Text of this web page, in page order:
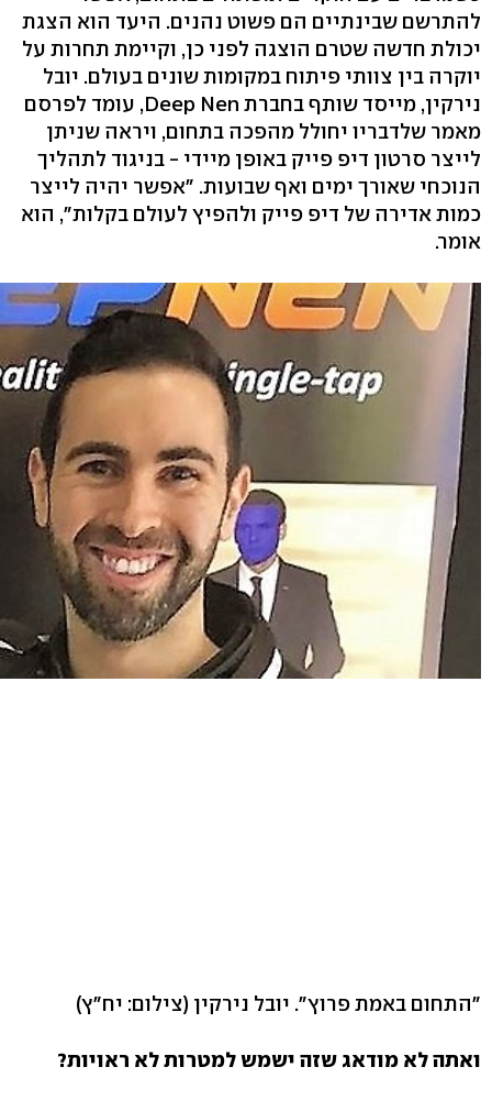
להתרשם שבינתיים הם פשוט נהנים. היעד הוא הצגת
יכולת חדשה שטרם הוצגה לפני כן, וקיימת תחרות על
יוקרה בין צוותי פיתוח במקומות שונים בעולם. יובל
נירקין, מייסד שותף בחברת Deep Nen, עומד לפרסם
מאמר שלדבריו יחולל מהפכה בתחום, ויראה שניתן
לייצר סרטון דיפ פייק באופן מיידי - בניגוד לתהליך
הנוכחי שאורך ימים ואף שבועות. "אפשר יהיה לייצר
כמות אדירה של דיפ פייק ולהפיץ לעולם בקלות", הוא
אומר.
"התחום באמת פרוץ". יובל נירקין (צילום: יח"ץ)
ואתה לא מודאג שזה ישמש למטרות לא ראויות?